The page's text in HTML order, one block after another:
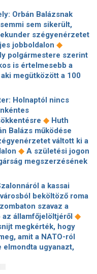
Orbán Balázsnak
sem sikerült,
szégyenérzetet
jobboldalon ◆
polgármestere szerint
is értelmesebb a
megütközött a 100
Putyin pár éven
egy NATO-
Vitézy Dávid
miért Mészárosék
közbeszerzést
◆ Nagy cégek
Szolnok
a 400 kirúgott
Legfőbb Ügyészségen,
új pozícióba◆Tarr
közmédia átvilágítása
szerint butaság,
jogászára bízták a
felülvizsgálatát
egy ismert magyar
üzemanyag ára
Holnaptól nincs
◆ Huth
Balázs működése
váltott ki a
◆ A születési jogon
megszerzésének
◆ „Kevésen múlt a
szintet léphetett az
◆
közérdekből: mi
◆ Térképen, ahogy
Magyarország
◆ A forintot is
◆ Szombaton
frakció az
a kassai
beköltöző roma
szavaz a
államfőjelöltjéről ◆
megkérték, hogy
amit a NATO-ról
elmondta ugyanazt,